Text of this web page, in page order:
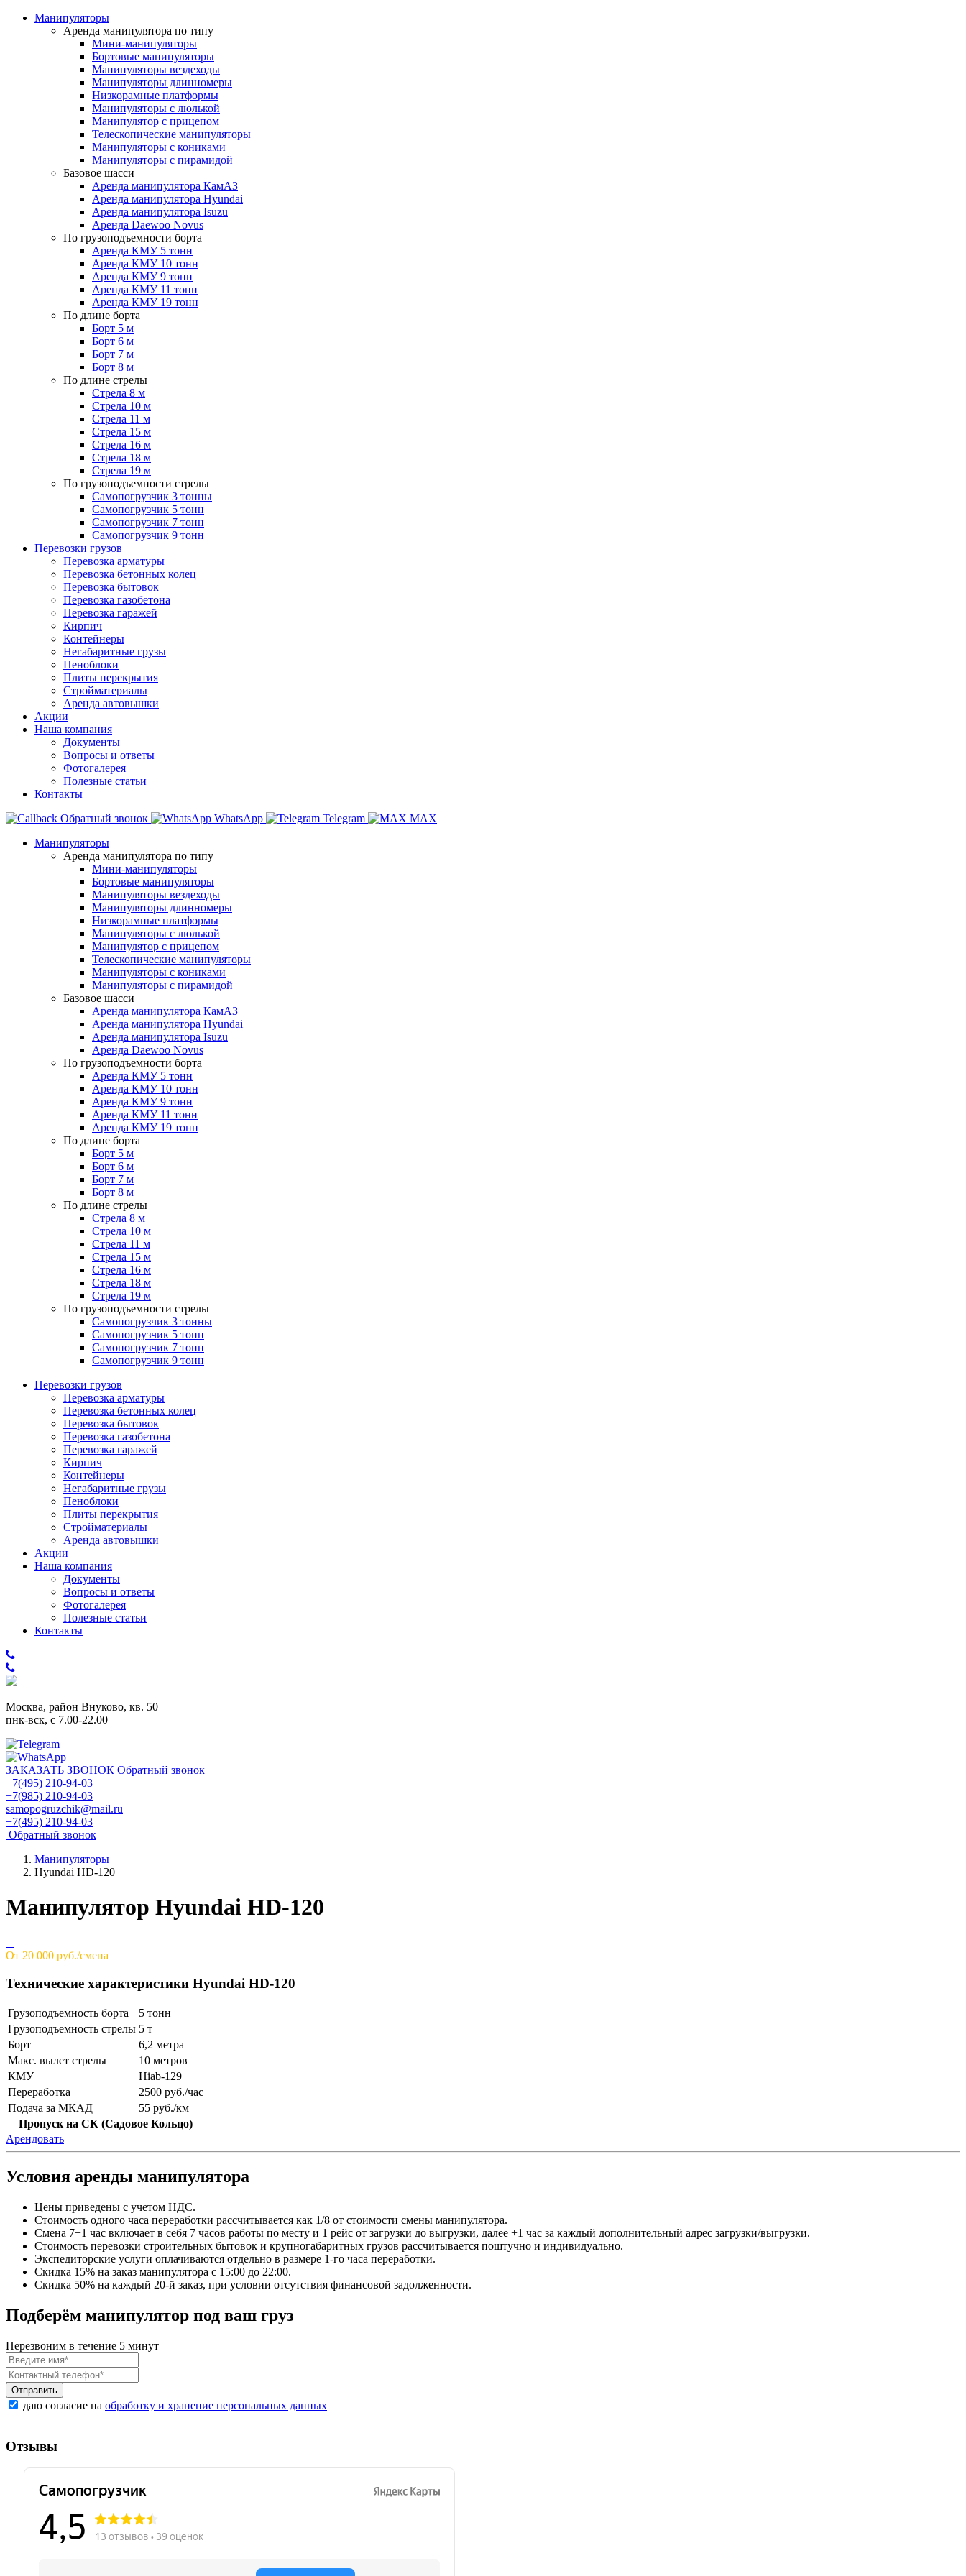
Манипуляторы
Аренда манипулятора по типу
Мини-манипуляторы
Бортовые манипуляторы
Манипуляторы вездеходы
Манипуляторы длинномеры
Низкорамные платформы
Манипуляторы с люлькой
Манипулятор с прицепом
Телескопические манипуляторы
Манипуляторы с кониками
Манипуляторы с пирамидой
Базовое шасси
Аренда манипулятора КамАЗ
Аренда манипулятора Hyundai
Аренда манипулятора Isuzu
Аренда Daewoo Novus
По грузоподъемности борта
Аренда КМУ 5 тонн
Аренда КМУ 10 тонн
Аренда КМУ 9 тонн
Аренда КМУ 11 тонн
Аренда КМУ 19 тонн
По длине борта
Борт 5 м
Борт 6 м
Борт 7 м
Борт 8 м
По длине стрелы
Стрела 8 м
Стрела 10 м
Стрела 11 м
Стрела 15 м
Стрела 16 м
Стрела 18 м
Стрела 19 м
По грузоподъемности стрелы
Самопогрузчик 3 тонны
Самопогрузчик 5 тонн
Самопогрузчик 7 тонн
Самопогрузчик 9 тонн
Перевозки грузов
Перевозка арматуры
Перевозка бетонных колец
Перевозка бытовок
Перевозка газобетона
Перевозка гаражей
Кирпич
Контейнеры
Негабаритные грузы
Пеноблоки
Плиты перекрытия
Стройматериалы
Аренда автовышки
Акции
Наша компания
Документы
Вопросы и ответы
Фотогалерея
Полезные статьи
Контакты
Обратный звонок
WhatsApp Telegram
MAX
Манипуляторы
Аренда манипулятора по типу
Мини-манипуляторы
Бортовые манипуляторы
Манипуляторы вездеходы
Манипуляторы длинномеры
Низкорамные платформы
Манипуляторы с люлькой
Манипулятор с прицепом
Телескопические манипуляторы
Манипуляторы с кониками
Манипуляторы с пирамидой
Базовое шасси
Аренда манипулятора КамАЗ
Аренда манипулятора Hyundai
Аренда манипулятора Isuzu
Аренда Daewoo Novus
По грузоподъемности борта
Аренда КМУ 5 тонн
Аренда КМУ 10 тонн
Аренда КМУ 9 тонн
Аренда КМУ 11 тонн
Аренда КМУ 19 тонн
По длине борта
Борт 5 м
Борт 6 м
Борт 7 м
Борт 8 м
По длине стрелы
Стрела 8 м
Стрела 10 м
Стрела 11 м
Стрела 15 м
Стрела 16 м
Стрела 18 м
Стрела 19 м
По грузоподъемности стрелы
Самопогрузчик 3 тонны
Самопогрузчик 5 тонн
Самопогрузчик 7 тонн
Самопогрузчик 9 тонн
Перевозки грузов
Перевозка арматуры
Перевозка бетонных колец
Перевозка бытовок
Перевозка газобетона
Перевозка гаражей
Кирпич
Контейнеры
Негабаритные грузы
Пеноблоки
Плиты перекрытия
Стройматериалы
Аренда автовышки
Акции
Наша компания
Документы
Вопросы и ответы
Фотогалерея
Полезные статьи
Контакты
Москва, район Внуково, кв. 50
пнк-вск, c 7.00-22.00
ЗАКАЗАТЬ ЗВОНОК Обратный звонок
+7(495) 210-94-03
+7(985) 210-94-03
samopogruzchik@mail.ru
+7(495) 210-94-03
Обратный звонок
Манипуляторы
Hyundai HD-120
Манипулятор Hyundai HD-120
От 20 000 руб./смена
Технические характеристики Hyundai HD-120
Грузоподъемность борта
5 тонн
Грузоподъемность стрелы 5 т
Борт
6,2 метра
Макс. вылет стрелы
10 метров
КМУ
Hiab-129
Переработка
2500 руб./час
Подача за МКАД
55 руб./км
Пропуск на СК (Садовое Кольцо)
Арендовать
Условия аренды манипулятора
Цены приведены с учетом НДС.
Стоимость одного часа переработки рассчитывается как 1/8 от стоимости смены манипулятора.
Смена 7+1 час включает в себя 7 часов работы по месту и 1 рейс от загрузки до выгрузки, далее +1 час за каждый дополнительный адрес загрузки/выгрузки.
Стоимость перевозки строительных бытовок и крупногабаритных грузов рассчитывается поштучно и индивидуально.
Экспедиторские услуги оплачиваются отдельно в размере 1-го часа переработки.
Скидка 15% на заказ манипулятора с 15:00 до 22:00.
Скидка 50% на каждый 20-й заказ, при условии отсутствия финансовой задолженности.
Подберём манипулятор под ваш груз
Перезвоним в течение 5 минут
Отправить
даю согласие на обработку и хранение персональных данных
Отзывы